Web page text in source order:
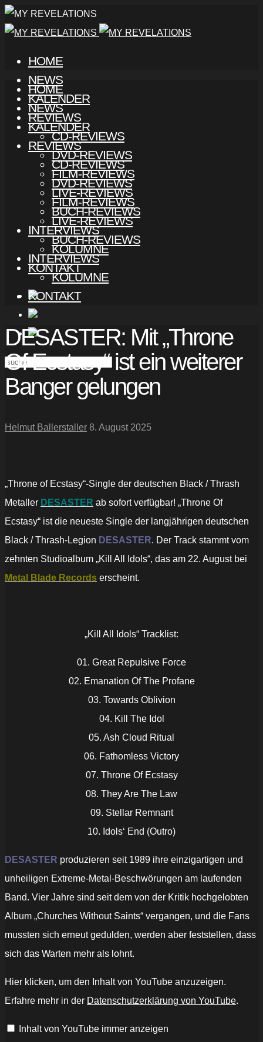
HOME
NEWS
KALENDER
REVIEWS
CD-REVIEWS
DVD-REVIEWS
FILM-REVIEWS
LIVE-REVIEWS
BUCH-REVIEWS
INTERVIEWS
KOLUMNE
KONTAKT
HOME
NEWS
KALENDER
REVIEWS
CD-REVIEWS
DVD-REVIEWS
FILM-REVIEWS
LIVE-REVIEWS
BUCH-REVIEWS
INTERVIEWS
KOLUMNE
KONTAKT
DESASTER: Mit „Throne
Of Ecstasy“ ist ein weiterer
Banger gelungen
Helmut Ballerstaller 8. August 2025
„Throne of Ecstasy“-Single der deutschen Black / Thrash
Metaller DESASTER ab sofort verfügbar! „Throne Of
Ecstasy“ ist die neueste Single der langjährigen deutschen
Black / Thrash-Legion DESASTER. Der Track stammt vom
zehnten Studioalbum „Kill All Idols“, das am 22. August bei
Metal Blade Records erscheint.
„Kill All Idols“ Tracklist:
01. Great Repulsive Force
02. Emanation Of The Profane
03. Towards Oblivion
04. Kill The Idol
05. Ash Cloud Ritual
06. Fathomless Victory
07. Throne Of Ecstasy
08. They Are The Law
09. Stellar Remnant
10. Idols‘ End (Outro)
DESASTER produzieren seit 1989 ihre einzigartigen und
unheiligen Extreme-Metal-Beschwörungen am laufenden
Band. Vier Jahre sind seit dem von der Kritik hochgelobten
Album „Churches Without Saints“ vergangen, und die Fans
mussten sich erneut gedulden, werden aber feststellen, dass
sich das Warten mehr als lohnt.
„Desaster
–
of
von
Hier klicken, um den Inhalt von YouTube anzuzeigen.
Erfahre mehr in der Datenschutzerklärung von YouTube.
Inhalt von YouTube immer anzeigen